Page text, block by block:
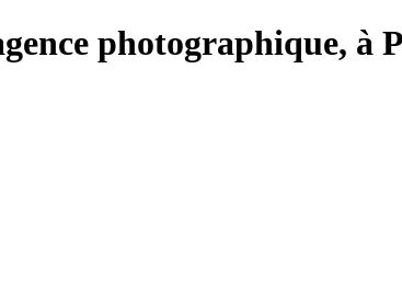
photographique, à